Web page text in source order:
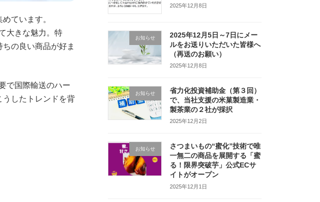
ています。
大きな魅力。特
の良い商品が好ま
で国際輸送のハー
うしたトレンドを背
2025年12月8日
お知らせ
2025年12月5日～7日にメー
ルをお送りいただいた皆様へ
（再送のお願い）
2025年12月8日
お知らせ
省力化投資補助金（第３回）
で、当社支援の米菓製造業・
製茶業の２社が採択
2025年12月2日
お知らせ
さつまいもの“蜜化”技術で唯
一無二の商品を展開する「蜜
る！限界突破芋」公式ECサ
イトがオープン
2025年12月1日